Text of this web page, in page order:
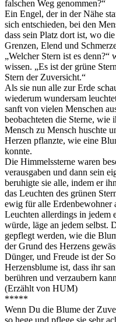
falschen Weg genommen?“
Ein Engel, der in der Nähe
sich entschieden, bei den
dass sein Platz dort ist, wo
Grenzen, Elend und
„Welcher Stern ist es denn?“
wissen. „Es ist der grüne
Stern der Zuversicht.“
Als sie nun alle zur Erde
wiederum wundersam
sanft von vielen Menschen
beobachteten die Sterne, wie
Mensch zu Mensch huschte
Herzen pflanzte, wie eine
konnte.
Die Himmelssterne waren
verausgaben und dann sein
beruhigte sie alle, indem er
das Leuchten des grünen
ewig für alle Erdenbewohner
Leuchten allerdings in jedem
würde, läge an jedem selbst.
gepflegt werden, wie die
der Grund des Herzens
Dünger, und Freude ist der
Herzensblume ist, dass ihr
berühren und verzaubern
(Erzählt von HUM)
*****
Wenn Du die Blume der
so hege und pflege sie sehr